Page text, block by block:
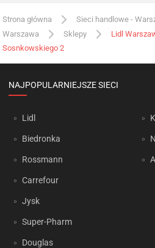
Strona główna Sieci handlowe -
Warszawa
Sklepy
Lidl
Sosnkowskiego 2
NAJPOPULARNIEJSZE SIECI
Lidl
Biedronka
Rossmann
Carrefour
Jysk
Super-Pharm
Douglas